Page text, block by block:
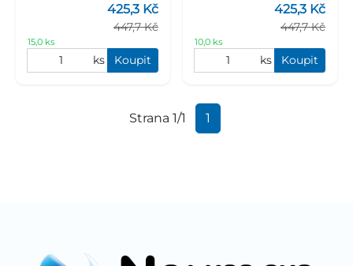
447,7 Kč
425,3 Kč
15,0 ks
ks Koupit
447,7 Kč
425,3 Kč
10,0 ks
ks Koupit
Strana 1/1 1